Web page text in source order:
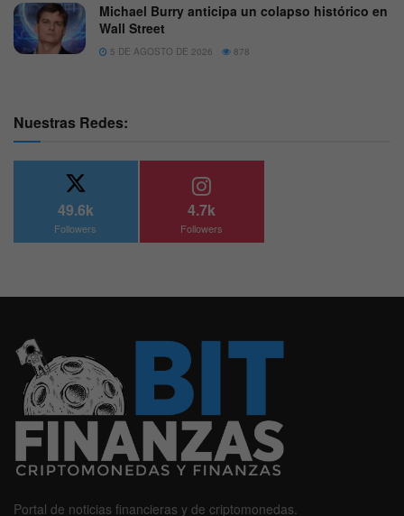
Michael Burry anticipa un colapso histórico en
Wall Street
5 DE AGOSTO DE 2026 878
Nuestras Redes:
49.6k
Followers
4.7k
Followers
Portal de noticias financieras y de criptomonedas.